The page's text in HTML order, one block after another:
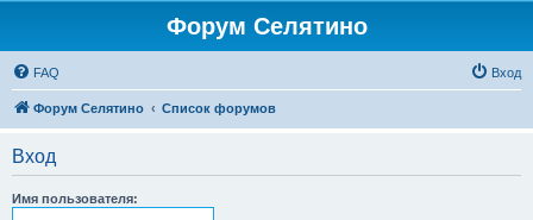
Форум Селятино
FAQ Вход
Форум Селятино Список форумов
Вход
Имя пользователя: